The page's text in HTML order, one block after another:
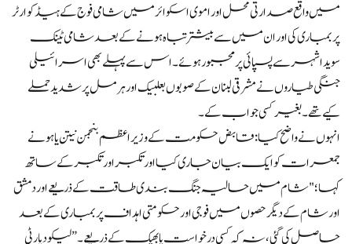
میں واقع صدارتی محل اور اموی اسکوائر میں شامی فوج کے ہیڈ کوارٹر
پر بمباری کی اور ان میں سے بیشتر تباہ ہونے کے بعد شامی ٹینک
سویدا شہر سے پسپائی پر مجبور ہوئے۔ اس سے پہلے بھی اسرائیلی
جنگی طیاروں نے مشرقی لبنان کے صوبوں بعلبیک اور ہرمل پر شدید حملے
کیے تھے۔ بغیر کسی جواب کے۔
انہوں نے واضح کیا: قابض حکومت کے وزیر اعظم بنجمن نیتن یاہو نے
جمعرات کو ایک بیان جاری کیا اور تکبر اور تکبر کے ساتھ
کہا؛ "شام میں حالیہ جنگ بندی طاقت کے ذریعے اور دمشق
اور شام کے دیگر حصوں میں فوجی اور حکومتی اہداف پر بمباری کے بعد
حاصل کی گئی، نہ کہ کسی درخواست یا بھیک کے ذریعے۔” لیکود پارٹی